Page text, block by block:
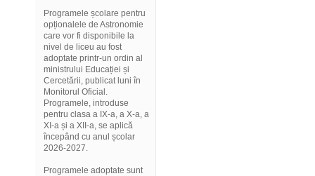
Programele școlare pentru
opționalele de Astronomie
care vor fi disponibile la
nivel de liceu au fost
adoptate printr-un ordin al
ministrului Educației și
Cercetării, publicat luni în
Monitorul Oficial.
Programele, introduse
pentru clasa a IX-a, a X-a, a
XI-a și a XII-a, se aplică
începând cu anul școlar
2026-2027.
Programele adoptate sunt